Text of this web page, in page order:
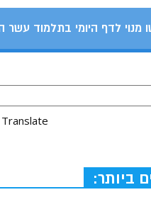
מנוי לדף היומי בתלמוד עשר
Translate
ביותר: